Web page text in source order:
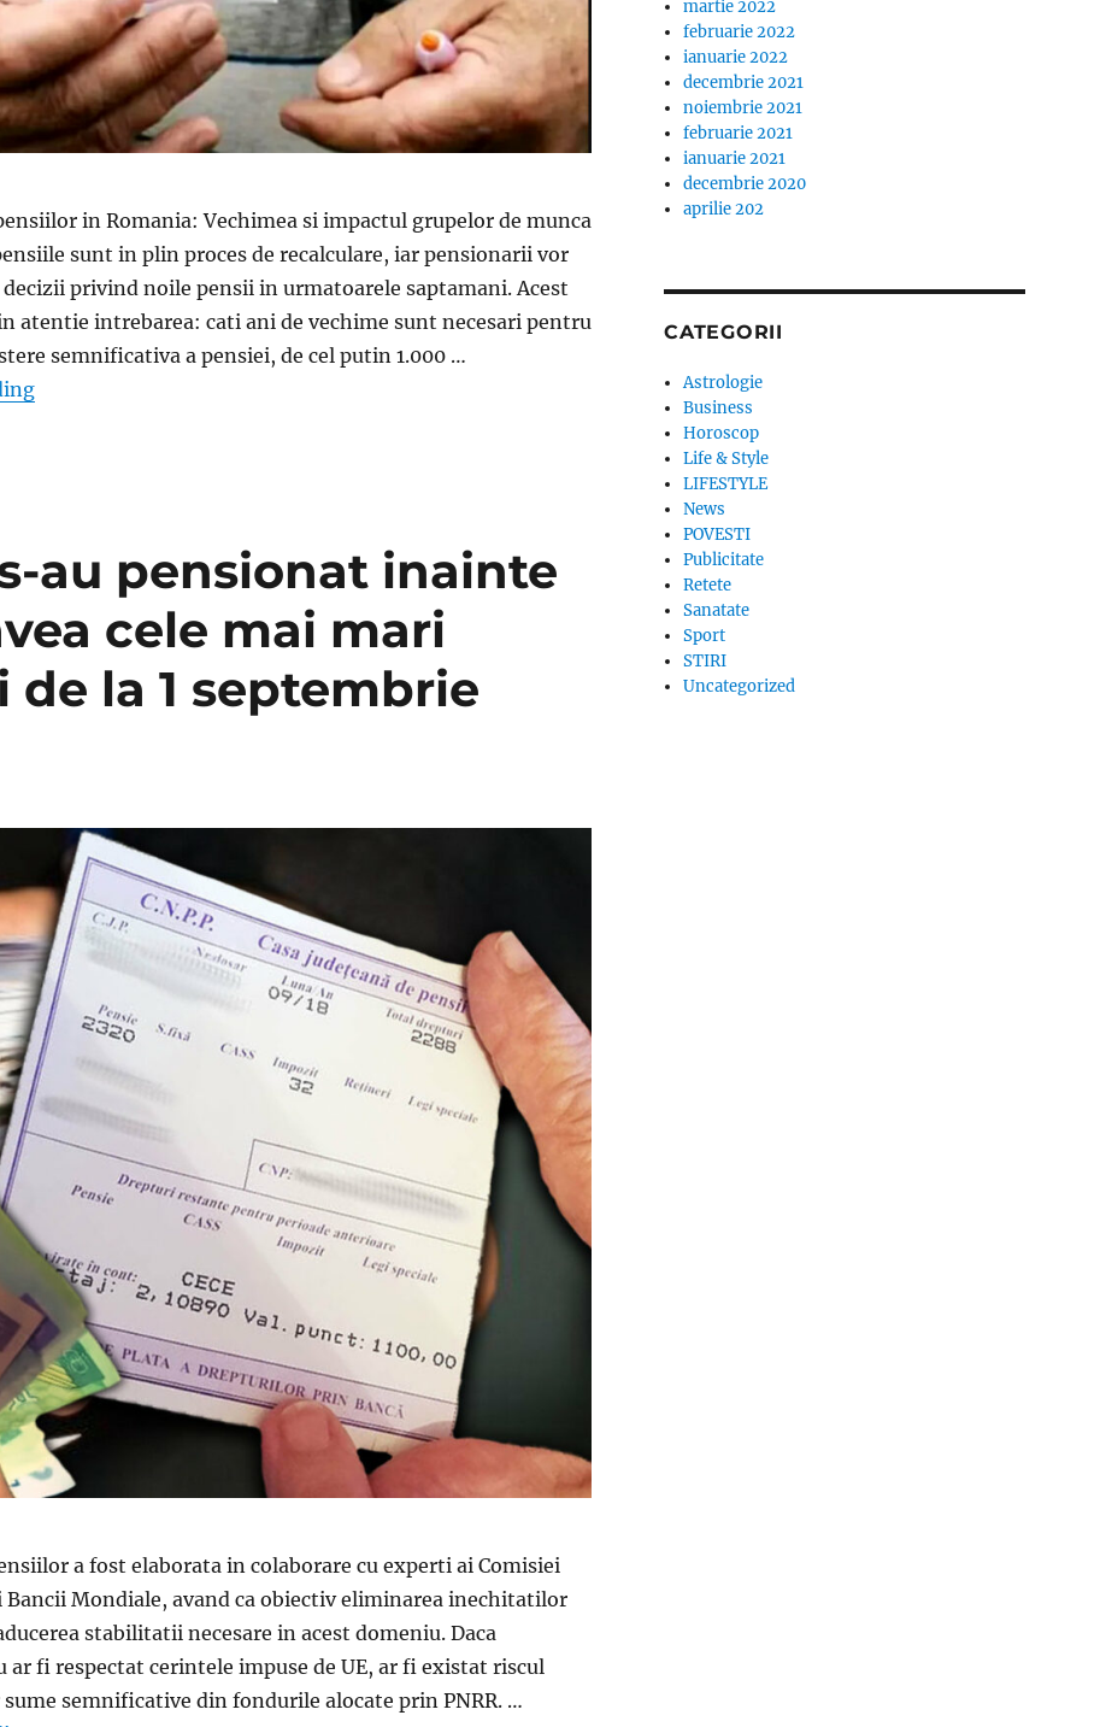
in Romania: Vechimea si impactul grupelor de munca
sunt in plin proces de recalculare, iar pensionarii vor
privind noile pensii in urmatoarele saptamani. Acest
atentie intrebarea: cati ani de vechime sunt necesari pentru
semnificativa a pensiei, de cel putin 1.000 …
„Ce vechime trebuie sa ai pentru 1.000 lei in plus la pensie”
au pensionat inainte
cele mai mari
la 1 septembrie
a fost elaborata in colaborare cu experti ai Comisiei
Bancii Mondiale, avand ca obiectiv eliminarea inechitatilor
stabilitatii necesare in acest domeniu. Daca
fi respectat cerintele impuse de UE, ar fi existat riscul
semnificative din fondurile alocate prin PNRR. …
martie 2022
februarie 2022
ianuarie 2022
decembrie 2021
noiembrie 2021
februarie 2021
ianuarie 2021
decembrie 2020
aprilie 202
CATEGORII
Astrologie
Business
Horoscop
Life & Style
LIFESTYLE
News
POVESTI
Publicitate
Retete
Sanatate
Sport
STIRI
Uncategorized